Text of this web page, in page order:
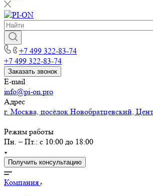
+7 499 322-83-74
+7 499 322-83-74
Заказать звонок
E-mail
info@pi-on.pro
Адрес
г. Москва, посёлок Новобратцевский,
Режим работы
Пн. – Пт.: с 10:00 до 18:00
Получить консультацию
Компания